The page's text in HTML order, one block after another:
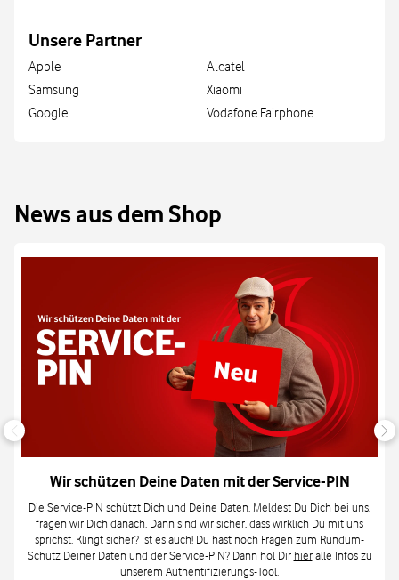
Unsere Partner
Apple
Samsung
Google
Alcatel
Xiaomi
Vodafone Fairphone
News aus dem Shop
Wir schützen Deine Daten mit der Service-PIN
Die Service-PIN schützt Dich und Deine Daten. Meldest Du Dich bei uns,
fragen wir Dich danach. Dann sind wir sicher, dass wirklich Du mit uns
sprichst. Klingt sicher? Ist es auch! Du hast noch Fragen zum Rundum-
Schutz Deiner Daten und der Service-PIN? Dann hol Dir hieralle Infos zu
unserem Authentifizierungs-Tool.